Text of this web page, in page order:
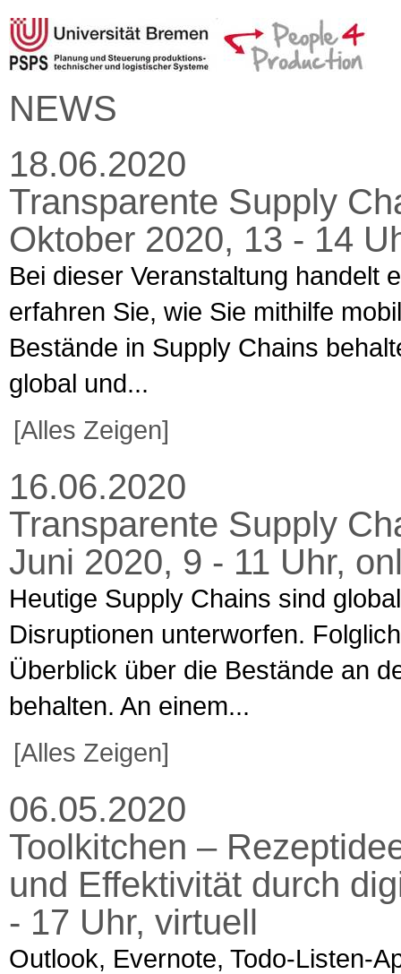
NEWS
18.06.2020
Transparente Supply
Oktober 2020, 13 - 14
Bei dieser Veranstaltung handelt
erfahren Sie, wie Sie mithilfe
Bestände in Supply Chains
global und...
[Alles Zeigen]
16.06.2020
Transparente Supply
Juni 2020, 9 - 11 Uhr,
Heutige Supply Chains sind
Disruptionen unterworfen.
Überblick über die Bestände an
behalten. An einem...
[Alles Zeigen]
06.05.2020
Toolkitchen –
und Effektivität durch
- 17 Uhr, virtuell
Outlook, Evernote, Todo-Listen-